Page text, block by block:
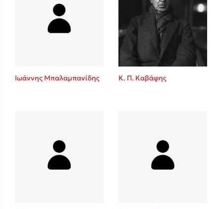
Ιωάννης Γλωσσόπουλος
Ένας γίγαντας στο σχολείο
Δανάη Δεληγεώργη
Ιωάννης Μπαλαμπανίδης Κ. Π. Καβάφης